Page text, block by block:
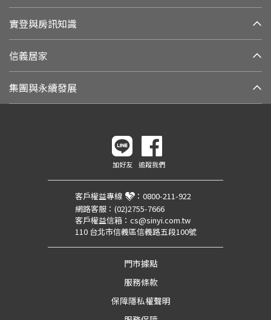
實登與房訊知識
信義居家
集團與永續發展
加好友 追蹤我們
客戶權益專線 ： 0800-211-922
網路客服： (02)2755-7666
客戶權益信箱： cs@sinyi.com.tw
110 台北市信義區信義路五段100號
門市據點
服務條款
保障隱私權聲明